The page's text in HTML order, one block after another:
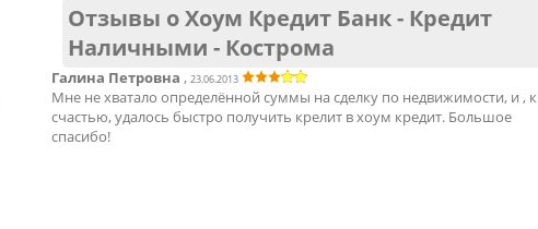
Отзывы о Хоум Кредит Банк - Кредит
Наличными - Кострома
Галина Петровна , 23.06.2013
Мне не хватало определённой суммы на сделку по недвижимости, и , к
счастью, удалось быстро получить крелит в хоум кредит. Большое
спасибо!